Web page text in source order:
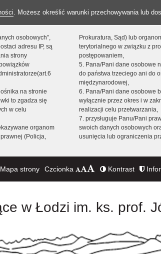
. Możesz określić warunki przechowywania lub
osobowych”,
adresu IP, są
strony
na stronie
to zgadza się
w celu
organom
(Policja,
Prokuratura, Sąd) lub
terytorialnego w związku z
postępowaniem,
5. Pana/Pani dane osobowe
do państwa trzeciego ani do
międzynarodowej,
6. Pana/Pani dane osobowe
wyłącznie przez okres i w
realizacji celu przetwarzania,
7. przysługuje Panu/Pani
swoich danych osobowych
usunięcia lub ograniczenia
Mapa strony Czcionka Kontrast
w Łodzi im. ks. prof.